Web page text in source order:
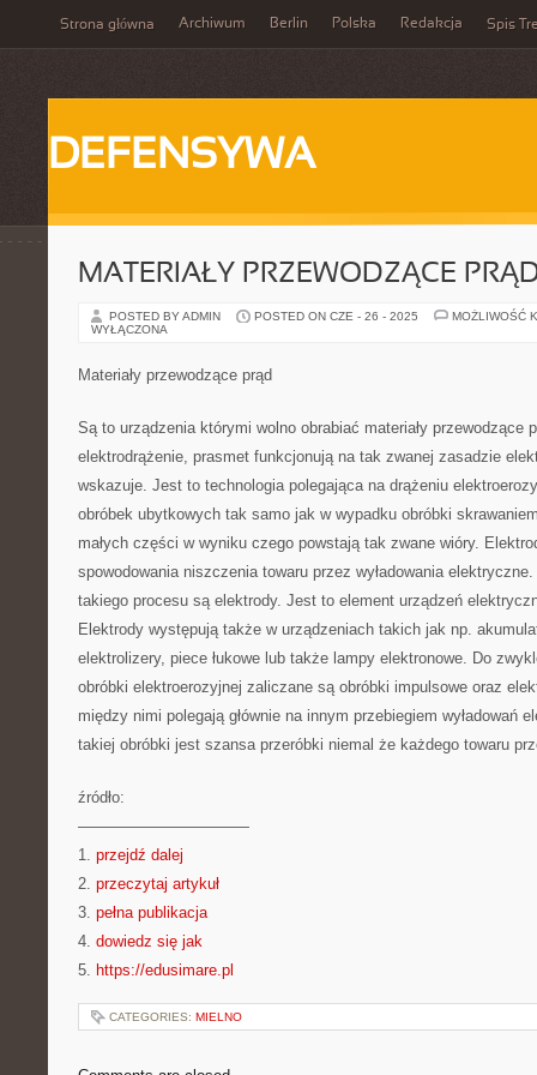
Strona główna Archiwum Berlin Polska Redakcja Spis
DEFENSYWA
MATERIAŁY PRZEWODZĄCE
POSTED BY ADMIN POSTED ON CZE - 26 - 2025
MOŻLIWOŚĆ
WYŁĄCZONA
Materiały przewodzące prąd
Są to urządzenia którymi wolno obrabiać materiały przewodzące
elektrodrążenie, prasmet funkcjonują na tak zwanej zasadzie
wskazuje. Jest to technologia polegająca na drążeniu
obróbek ubytkowych tak samo jak w wypadku obróbki
małych części w wyniku czego powstają tak zwane wióry.
spowodowania niszczenia towaru przez wyładowania
takiego procesu są elektrody. Jest to element urządzeń
Elektrody występują także w urządzeniach takich jak np.
elektrolizery, piece łukowe lub także lampy elektronowe. Do
obróbki elektroerozyjnej zaliczane są obróbki impulsowe oraz
między nimi polegają głównie na innym przebiegiem wyładowań
takiej obróbki jest szansa przeróbki niemal że każdego towaru
źródło:
———————————
1. przejdź dalej
2. przeczytaj artykuł
3. pełna publikacja
4. dowiedz się jak
5. https://edusimare.pl
CATEGORIES: MIELNO